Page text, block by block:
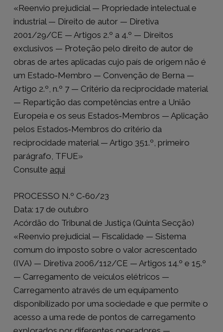
«Reenvio prejudicial — Propriedade intelectual e
industrial — Direito de autor — Diretiva
2001/29/CE — Artigos 2.º a 4.º — Direitos
exclusivos — Proteção pelo direito de autor de
obras de artes aplicadas cujo país de origem não é
um Estado‑Membro — Convenção de Berna —
Artigo 2.º, n.º 7 — Critério da reciprocidade material
— Repartição das competências entre a União
Europeia e os seus Estados‑Membros — Aplicação
pelos Estados‑Membros do critério da
reciprocidade material — Artigo 351.º, primeiro
parágrafo, TFUE»
Consulte aqui
PROCESSO N.º C‑60/23
Data: 17 de outubro
Acórdão do Tribunal de Justiça (Quinta Secção)
«Reenvio prejudicial — Fiscalidade — Sistema
comum do imposto sobre o valor acrescentado
(IVA) — Diretiva 2006/112/CE — Artigos 14.º e 15.º
— Carregamento de veículos elétricos —
Carregamento através de um equipamento
disponibilizado por uma sociedade e que permite o
acesso a uma rede de pontos de carregamento